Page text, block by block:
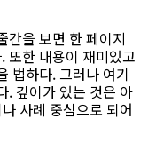
간을 보면 한 페이지
또한 내용이 재미있고
법하다. 그러나 여기
. 깊이가 있는 것은 아
사례 중심으로 되어